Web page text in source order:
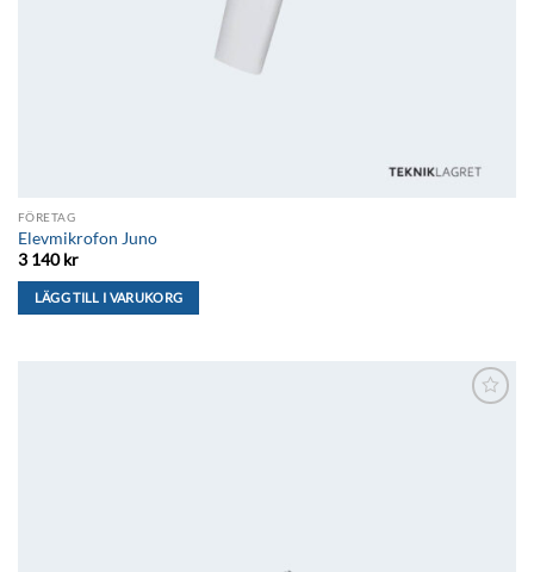
FÖRETAG
Elevmikrofon Juno
3 140kr
LÄGG TILL I VARUKORG